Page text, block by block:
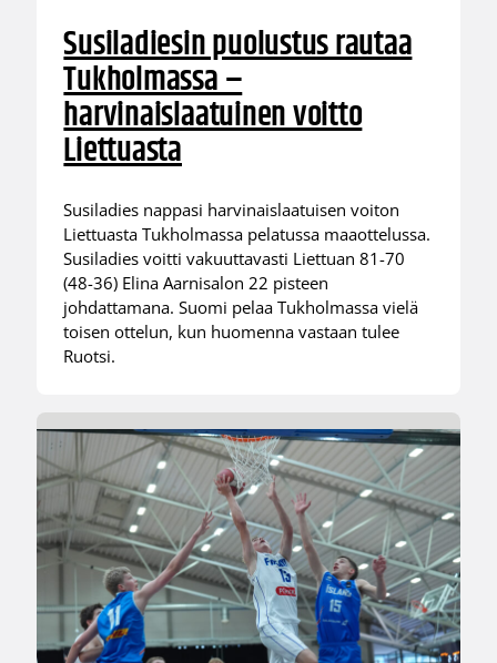
Susiladiesin puolustus rautaa
Tukholmassa –
harvinaislaatuinen voitto
Liettuasta
Susiladies nappasi harvinaislaatuisen voiton
Liettuasta Tukholmassa pelatussa maaottelussa.
Susiladies voitti vakuuttavasti Liettuan 81-70
(48-36) Elina Aarnisalon 22 pisteen
johdattamana. Suomi pelaa Tukholmassa vielä
toisen ottelun, kun huomenna vastaan tulee
Ruotsi.